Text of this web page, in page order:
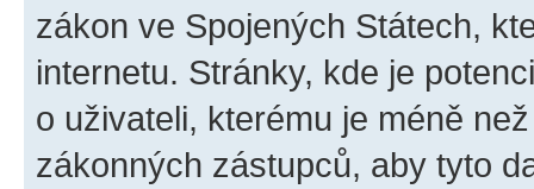
zákon ve Spojených Státech,
internetu. Stránky, kde je
o uživateli, kterému je méně
zákonných zástupců, aby tyto